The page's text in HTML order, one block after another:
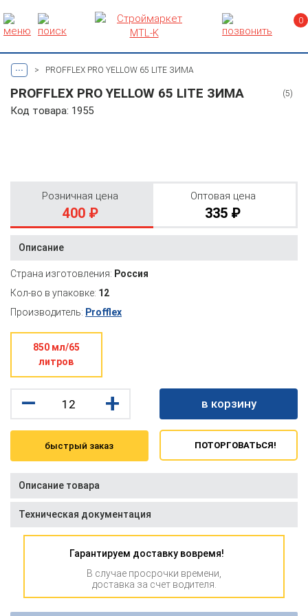
0
... > PROFFLEX PRO YELLOW 65 LITE ЗИМА
PROFFLEX PRO YELLOW 65 LITE ЗИМА (5)
Код товара: 1955
Розничная цена
400 ₽
Оптовая цена
335 ₽
Описание
Страна изготовления: Россия
Кол-во в упаковке: 12
Производитель: Profflex
850 мл/65
литров
– + в корзину
быстрый заказ ПОТОРГОВАТЬСЯ!
Описание товара
Техническая документация
Гарантируем доставку вовремя!
В случае просрочки времени,
доставка за счет водителя.